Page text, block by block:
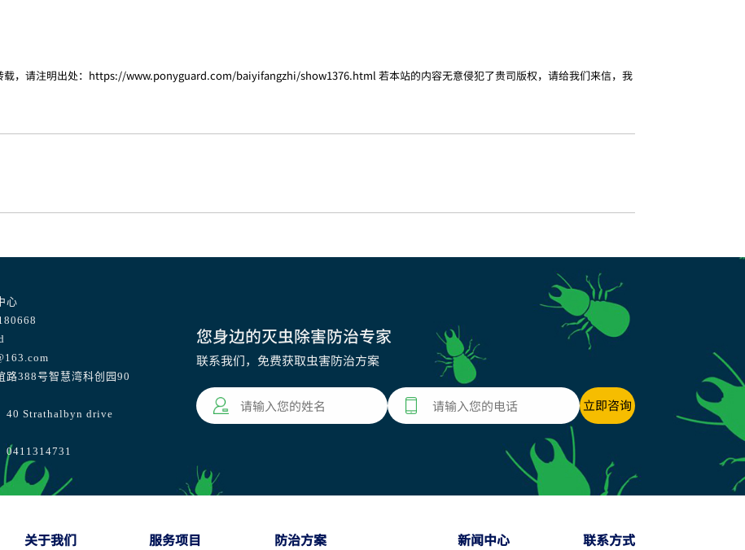
，请注明出处： https://www.ponyguard.com/baiyifangzhi/show1376.html 若本站的内容无意侵犯了贵司版权，请给我们来信，我
心
路388号智慧湾科创园90
40 Strathalbyn drive
0411314731
您身边的灭虫除害防治专家
联系我们，免费获取虫害防治方案
关于我们 服务项目 防治方案 新闻中心 联系方式